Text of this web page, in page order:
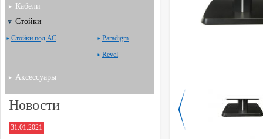
Кабели
Стойки
Стойки под АС
Paradigm
Revel
Аксессуары
Новости
31.01.2021